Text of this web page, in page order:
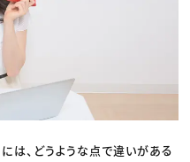
は、どうような点で違いがある